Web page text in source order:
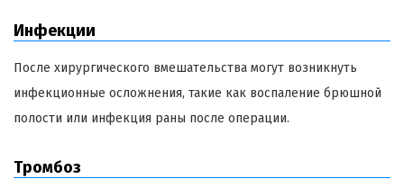
Инфекции
После хирургического вмешательства могут возникнуть
инфекционные осложнения, такие как воспаление брюшной
полости или инфекция раны после операции.
Тромбоз